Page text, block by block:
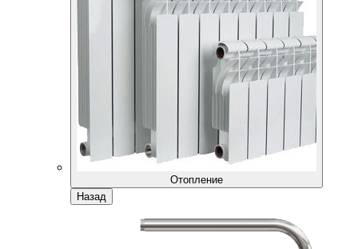
Отопление
Назад